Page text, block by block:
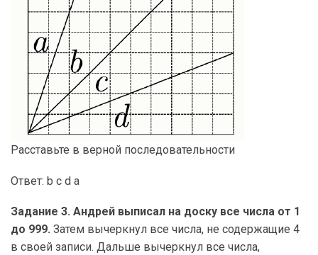
Расставьте в верной последовательности
Ответ: b с d a
Задание 3. Андрей выписал на доску все числа от 1
до 999. Затем вычеркнул все числа, не содержащие 4
в своей записи. Дальше вычеркнул все числа,